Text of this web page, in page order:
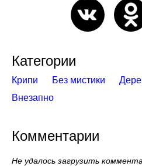
Категории
Крипи Без мистики
Внезапно
Комментарии
Не удалось загрузить